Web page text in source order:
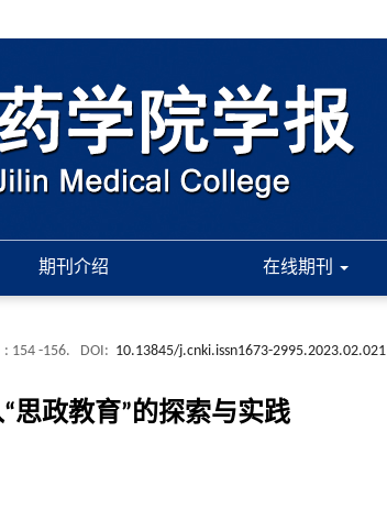
期刊介绍 在线期刊
: 154 -156. DOI: 10.13845/j.cnki.issn1673-2995.2023.02.021
思政教育”的探索与实践